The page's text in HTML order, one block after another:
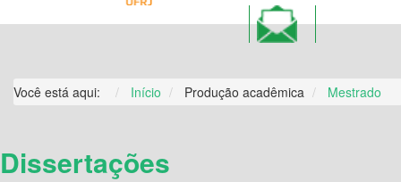
Você está aqui: Início Produção acadêmica Mestrado
Dissertações